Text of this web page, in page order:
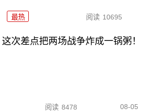
最热 阅读 10695
次差点把两场战争炸成一锅粥！
阅读 8478 08-05